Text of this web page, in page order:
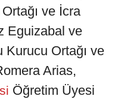
ve İcra
Eguizabal ve
Kurucu Ortağı ve
Arias,
Öğretim Üyesi